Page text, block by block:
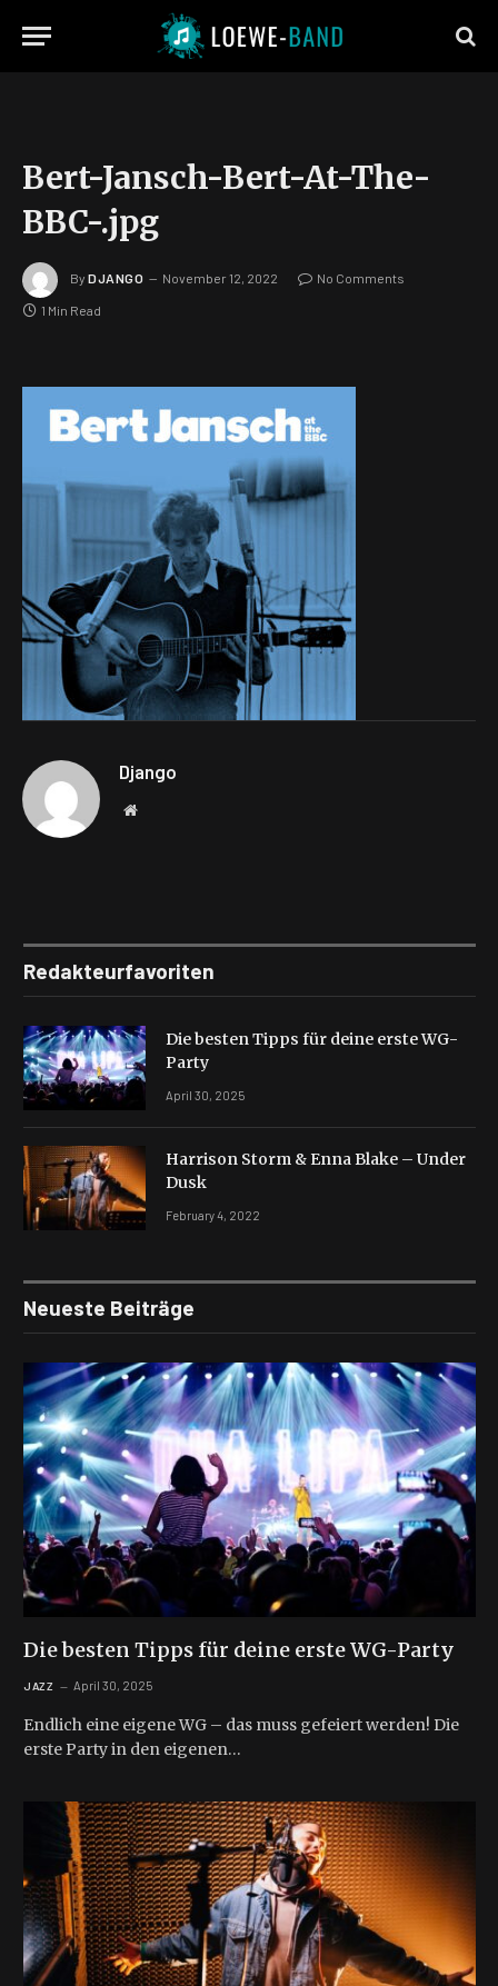
Bert-Jansch-Bert-At-The-
BBC-.jpg
By DJANGO November 12, 2022 No Comments
1 Min Read
Django
Website
Redakteurfavoriten
Die besten Tipps für deine erste WG-
Party
April 30, 2025
Harrison Storm & Enna Blake – Under
Dusk
February 4, 2022
Neueste Beiträge
Die besten Tipps für deine erste WG-Party
JAZZ April 30, 2025
Endlich eine eigene WG – das muss gefeiert werden! Die
erste Party in den eigenen…